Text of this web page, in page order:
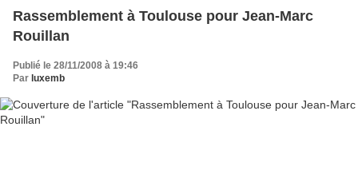
Rassemblement à Toulouse pour Jean-Marc
Rouillan
Publié le 28/11/2008 à 19:46
Par luxemb